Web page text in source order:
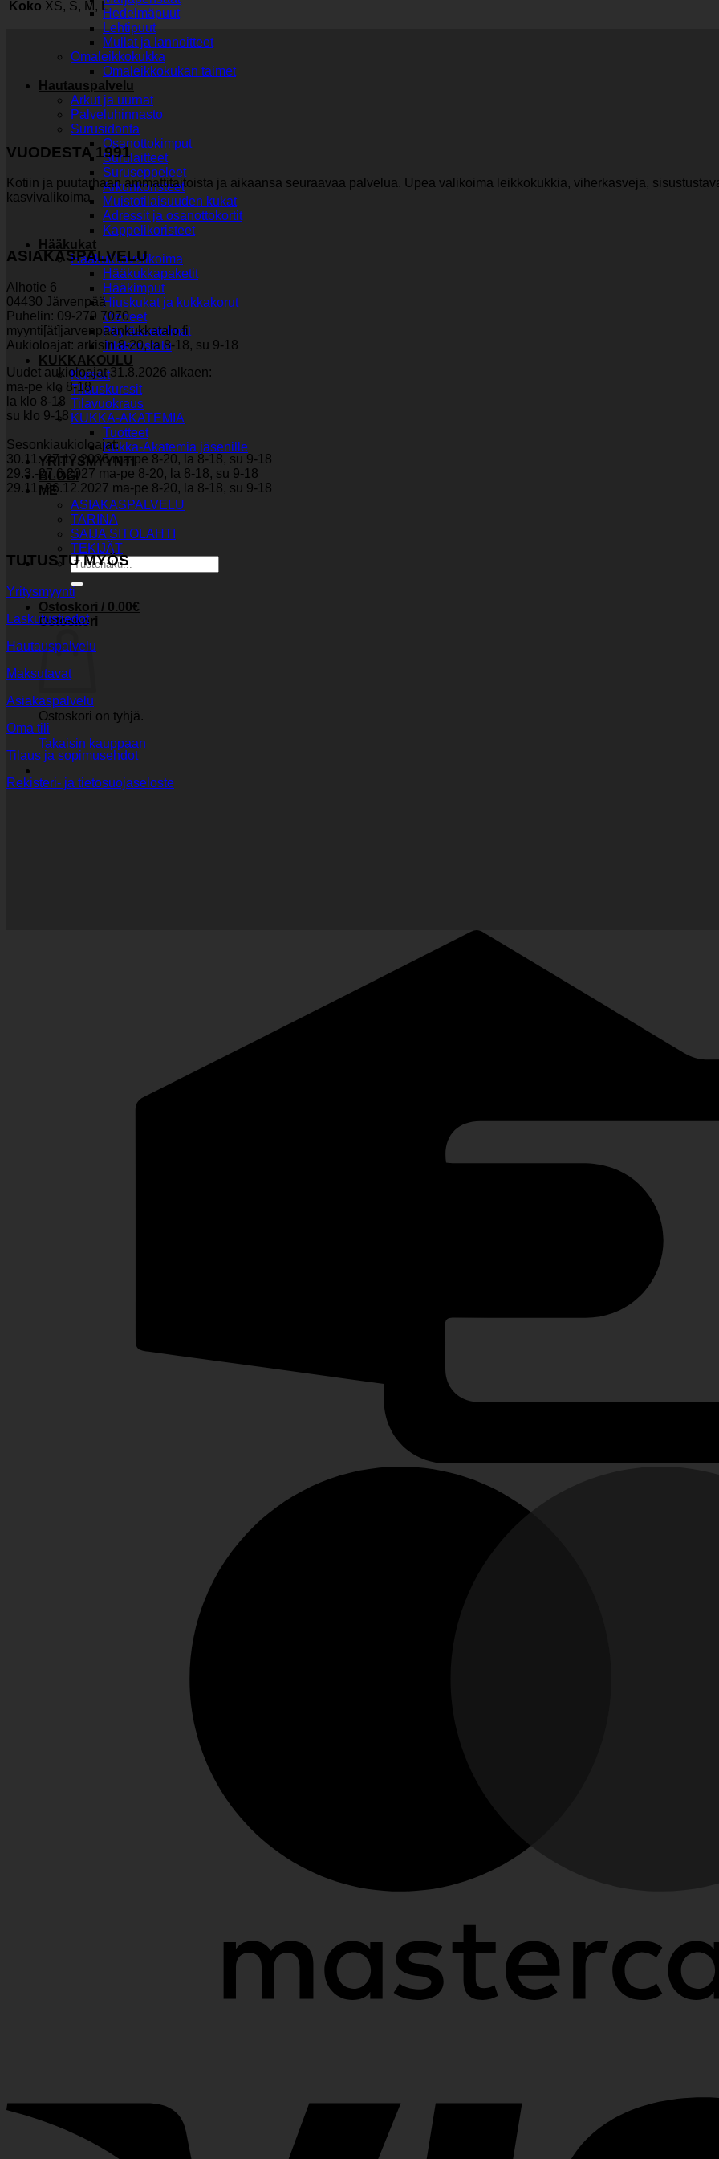
Hedelmäpuut
Lehtipuut
Mullat ja lannoitteet
Omaleikkokukka
Omaleikkokukan taimet
Hautauspalvelu
Arkut ja uurnat
Palveluhinnasto
Surusidonta
Osanottokimput
Surulaitteet
Suruseppeleet
Arkunkoristeet
Muistotilaisuuden kukat
Adressit ja osanottokortit
Kappelikoristeet
Hääkukat
Hääkukkavalikoima
Hääkukkapaketit
Hääkimput
Hiuskukat ja kukkakorut
Vieheet
Pöytäasetelmat
Tilakoristelu
KUKKAKOULU
Kurssit
Tilauskurssit
Tilavuokraus
KUKKA-AKATEMIA
Tuotteet
Kukka-Akatemia jäsenille
YRITYSMYYNTI
BLOGI
ME
ASIAKASPALVELU
TARINA
SAIJA SITOLAHTI
TEKIJÄT
Etsi:
Ostoskori / 0.00€
Ostoskori
Ostoskori on tyhjä.
Takaisin kauppaan
Koko XS, S, M, L
VUODESTA 1991
Kotiin ja puutarhaan ammattitaitoista ja aikaansa seuraavaa palvelua. Upea valikoima leikkokukkia, viherkasveja,
kasvivalikoima.
ASIAKASPALVELU
Alhotie 6
04430 Järvenpää
Puhelin: 09-279 7070
myynti[ät]jarvenpaankukkatalo.fi
Aukioloajat: arkisin 8-20, la 8-18, su 9-18
Uudet aukioloajat 31.8.2026 alkaen:
ma-pe klo 8-18
la klo 8-18
su klo 9-18
Sesonkiaukioloajat:
30.11.-27.12.2026 ma-pe 8-20, la 8-18, su 9-18
29.3.-27.6.2027 ma-pe 8-20, la 8-18, su 9-18
29.11.-26.12.2027 ma-pe 8-20, la 8-18, su 9-18
TUTUSTU MYÖS
Yritysmyynti
Laskutustiedot
Hautauspalvelu
Maksutavat
Asiakaspalvelu
Oma tili
Tilaus ja sopimusehdot
Rekisteri- ja tietosuojaseloste